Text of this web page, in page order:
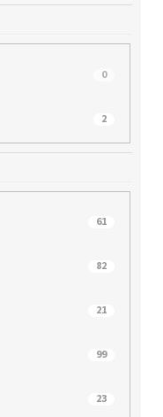
0
0
2
61
82
21
99
23